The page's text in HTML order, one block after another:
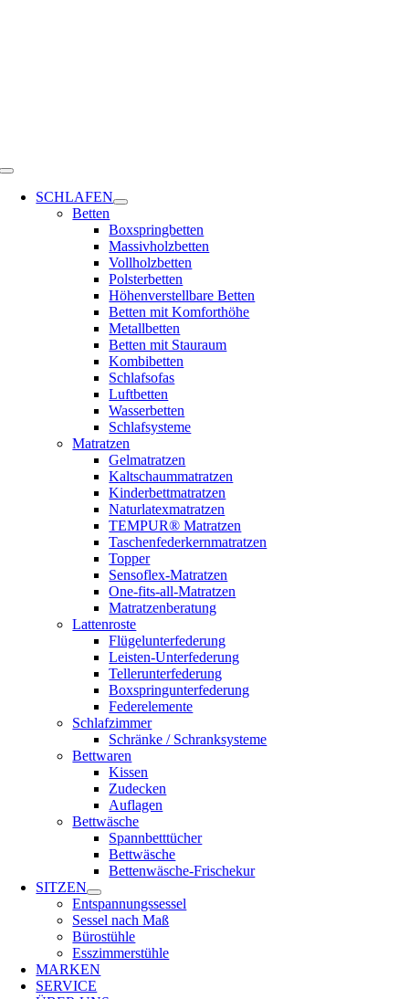
Toggle
NavigationSCHLAFEN
Betten
Boxspringbetten
Massivholzbetten
Vollholzbetten
Polsterbetten
Höhenverstellbare Betten
Betten mit Komforthöhe
Metallbetten
Betten mit Stauraum
Kombibetten
Schlafsofas
Luftbetten
Wasserbetten
Schlafsysteme
Matratzen
Gelmatratzen
Kaltschaummatratzen
Kinderbettmatratzen
Naturlatexmatratzen
TEMPUR® Matratzen
Taschenfederkernmatratzen
Topper
Sensoflex-Matratzen
One-fits-all-Matratzen
Matratzenberatung
Lattenroste
Flügelunterfederung
Leisten-Unterfederung
Tellerunterfederung
Boxspringunterfederung
Federelemente
Schlafzimmer
Schränke / Schranksysteme
Bettwaren
Kissen
Zudecken
Auflagen
Bettwäsche
Spannbetttücher
Bettwäsche
Bettenwäsche-Frischekur
SITZEN
Entspannungssessel
Sessel nach Maß
Bürostühle
Esszimmerstühle
MARKEN
SERVICE